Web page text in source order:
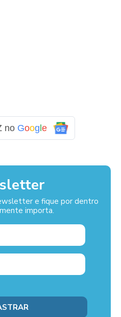
no Google
e fique por dentro
importa.